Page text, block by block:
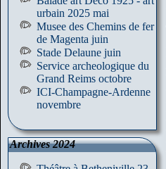
urbain 2025 mai
Musee des Chemins de fer
de Magenta juin
Stade Delaune juin
Service archeologique du
Grand Reims octobre
ICI-Champagne-Ardenne
novembre
Archives 2024